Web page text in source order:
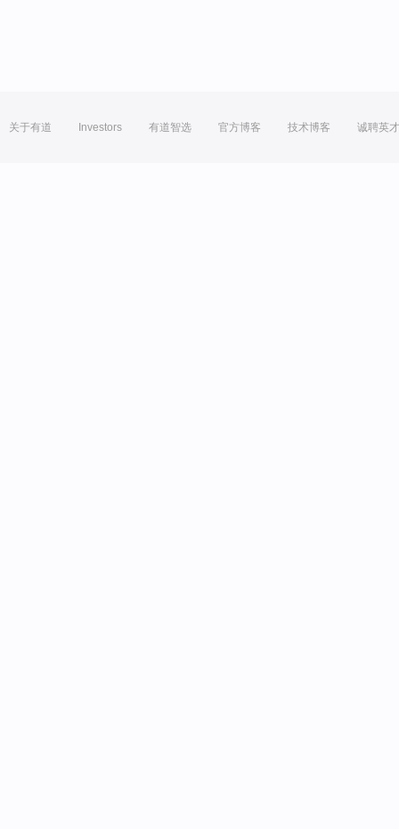
关于有道 Investors 有道智选 官方博客 技术博客 诚聘英才